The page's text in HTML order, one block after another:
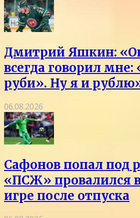
Дмитрий Яшкин:
всегда говорил мне:
руби». Ну я и
06.08.2026
Сафонов попал под
«ПСЖ» провалился
игре после отпуска